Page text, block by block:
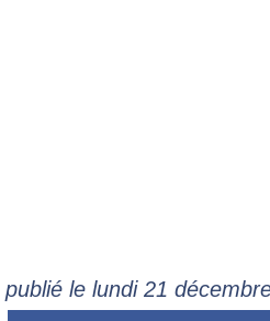
publié le lundi 21